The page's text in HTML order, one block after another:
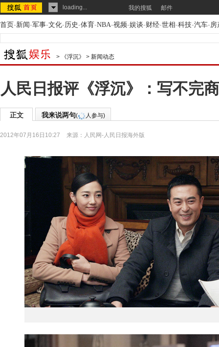
loading... 我的搜狐 邮件
首页-新闻-军事-文化-历史-体育-NBA-视频-娱谈-财经-世相-科技-汽车-房
> 《浮沉》 > 新闻动态
人民日报评《浮沉》：写不完
正文 我来说两句( 人参与)
2012年07月16日10:27 来源： 人民网-人民日报海外版